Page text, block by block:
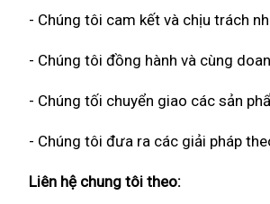
- Chúng tôi cam kết và chịu trách
- Chúng tôi đồng hành và cùng
- Chúng tối chuyển giao các sản
- Chúng tôi đưa ra các giải pháp
Liên hệ chung tôi theo: